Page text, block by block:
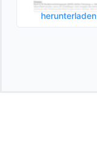
herunterladen